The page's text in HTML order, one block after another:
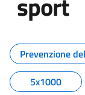
Tutti i
Prevenzione
5x1000